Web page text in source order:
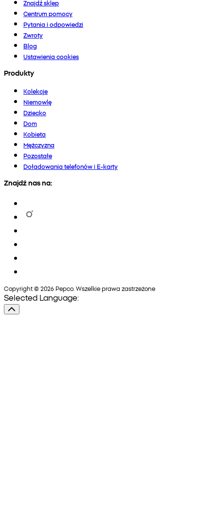
Znajdź sklep
Centrum pomocy
Pytania i odpowiedzi
Zwroty
Blog
Ustawienia cookies
Produkty
Kolekcje
Niemowlę
Dziecko
Dom
Kobieta
Mężczyzna
Pozostałe
Doładowania telefonów i E-karty
Znajdź nas na:
Copyright © 2026 Pepco. Wszelkie prawa zastrzeżone
Selected Language: